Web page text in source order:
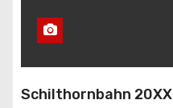
Schilthornbahn 20XX